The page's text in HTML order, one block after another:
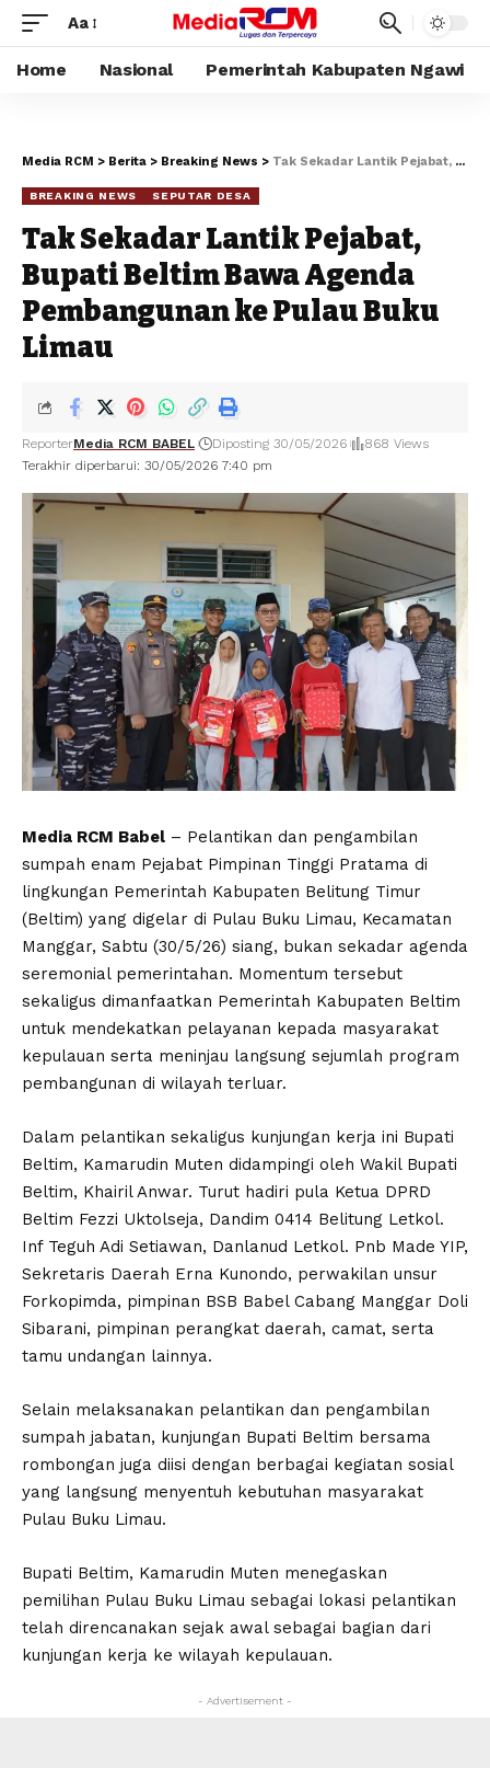
Aa
Home Nasional Pemerintah Kabupaten Ngawi
Media RCM > Berita > Breaking News > Tak Sekadar Lantik Pejabat, Bupati Beltim Bawa Agenda Pembangunan ke Pulau Buku Limau
BREAKING NEWS SEPUTAR DESA
Tak Sekadar Lantik Pejabat,
Bupati Beltim Bawa Agenda
Pembangunan ke Pulau Buku
Limau
Terakhir diperbarui: 30/05/2026 7:40 pm
ReporterMedia RCM BABEL Diposting 30/05/2026 868 Views
Media RCM Babel – Pelantikan dan pengambilan
sumpah enam Pejabat Pimpinan Tinggi Pratama di
lingkungan Pemerintah Kabupaten Belitung Timur
(Beltim) yang digelar di Pulau Buku Limau, Kecamatan
Manggar, Sabtu (30/5/26) siang, bukan sekadar agenda
seremonial pemerintahan. Momentum tersebut
sekaligus dimanfaatkan Pemerintah Kabupaten Beltim
untuk mendekatkan pelayanan kepada masyarakat
kepulauan serta meninjau langsung sejumlah program
pembangunan di wilayah terluar.
Dalam pelantikan sekaligus kunjungan kerja ini Bupati
Beltim, Kamarudin Muten didampingi oleh Wakil Bupati
Beltim, Khairil Anwar. Turut hadiri pula Ketua DPRD
Beltim Fezzi Uktolseja, Dandim 0414 Belitung Letkol.
Inf Teguh Adi Setiawan, Danlanud Letkol. Pnb Made YIP,
Sekretaris Daerah Erna Kunondo, perwakilan unsur
Forkopimda, pimpinan BSB Babel Cabang Manggar Doli
Sibarani, pimpinan perangkat daerah, camat, serta
tamu undangan lainnya.
Selain melaksanakan pelantikan dan pengambilan
sumpah jabatan, kunjungan Bupati Beltim bersama
rombongan juga diisi dengan berbagai kegiatan sosial
yang langsung menyentuh kebutuhan masyarakat
Pulau Buku Limau.
Bupati Beltim, Kamarudin Muten menegaskan
pemilihan Pulau Buku Limau sebagai lokasi pelantikan
telah direncanakan sejak awal sebagai bagian dari
kunjungan kerja ke wilayah kepulauan.
- Advertisement -